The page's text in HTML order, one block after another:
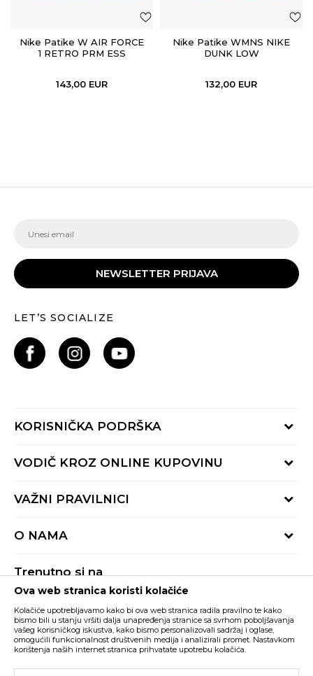
Nike Patike W AIR FORCE
1 RETRO PRM ESS
143,00 EUR
Nike Patike WMNS NIKE
DUNK LOW
132,00 EUR
NEWSLETTER PRIJAVA
LET’S SOCIALIZE
KORISNIČKA PODRŠKA
Provjeri status porudžbine
Radno vrijeme 9-16h
VODIČ KROZ ONLINE KUPOVINU
Načini isporuke
Reklamacije
VAŽNI PRAVILNICI
Pravila Sport&Bonus programa
O NAMA
BUZZ Shopovi
Postani dio BUZZ tima
Trenutno si na
Buzz Crna Gora PROMIJENI
Nastojimo da budemo što precizniji u opisu proizvoda, prikazu slika i samih
cijena, ali ne možemo garantovati da su sve informacije kompletne i bez
grešaka. Svi artikli prikazani na sajtu su dio naše ponude i ne podrazumijeva da
su dostupni u svakom trenutku. Raspoloživost robe možete provjeriti pozivom
Ova web stranica koristi kolačiće
Kolačiće upotrebljavamo kako bi ova web stranica radila pravilno te kako
bismo bili u stanju vršiti dalja unapređenja stranice sa svrhom poboljšavanja
vašeg korisničkog iskustva, kako bismo personalizovali sadržaj i oglase,
omogućili funkcionalnost društvenih medija i analizirali promet. Nastavkom
korištenja naših internet stranica prihvatate upotrebu kolačića.